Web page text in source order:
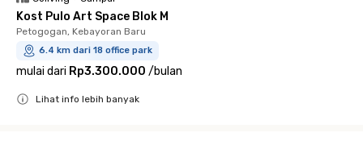
Kost Pulo Art Space Blok M
Petogogan, Kebayoran Baru
6.4 km dari 18 office park
mulai dari Rp3.300.000 /bulan
Lihat info lebih banyak